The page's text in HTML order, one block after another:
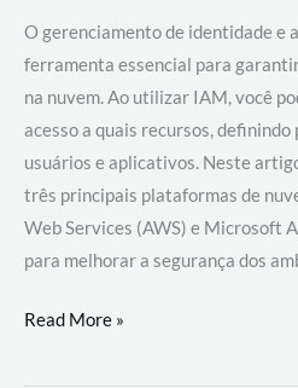
O gerenciamento de identidade e
ferramenta essencial para
na nuvem. Ao utilizar IAM, você
acesso a quais recursos,
usuários e aplicativos. Neste
três principais plataformas de
Web Services (AWS) e Microsoft
para melhorar a segurança dos
Gerenciamento
Read More »